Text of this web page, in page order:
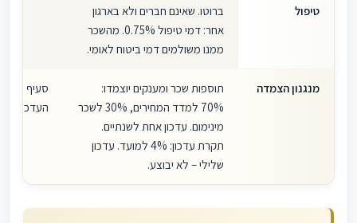
טיפול
ברוטו. שאינם חברים ולא בארגון
אחר: דמי טיפול 0.75%. מהשכר
ממנו משולמים דמי ביטוח לאומי.
מנגנון הצמדה
תוספות שכר ומענקים יוצמדו:
70% למדד המחירים, 30% לשכר
מינימום. עדכון אחת לשנתיים.
תקרת עדכון: 4% למועד. עדכון
שלילי – לא יבוצע.
סעיף
העדכון הראשון: